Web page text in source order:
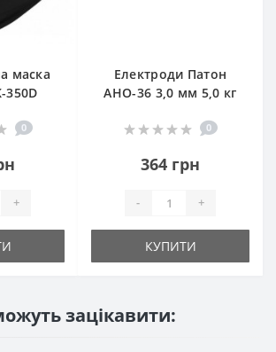
маска
350D
0
+
Електроди Патон
АНО-36 3,0 мм 5,0 кг
0
364 грн
- +
КУПИТИ
зацікавити: